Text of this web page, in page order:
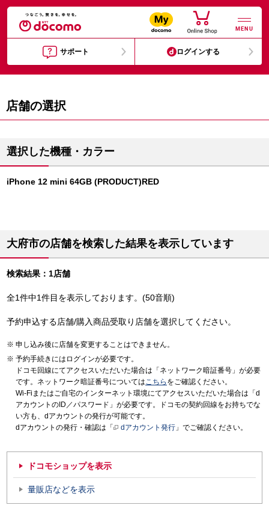
MENU
サポート ログインする
店舗の選択
選択した機種・カラー
iPhone 12 mini 64GB (PRODUCT)RED
大府市の店舗を検索した結果を表示しています
検索結果：1店舗
全1件中1件目を表示しております。(50音順)
予約申込する店舗/購入商品受取り店舗を選択してください。
申し込み後に店舗を変更することはできません。
予約手続きにはログインが必要です。
ドコモ回線にてアクセスいただいた場合は「ネットワーク暗証番号」が必要
です。ネットワーク暗証番号についてはこちら をご確認ください。
Wi-Fiまたはご自宅のインターネット環境にてアクセスいただいた場合は「d
アカウントのID／パスワード」が必要です。ドコモの契約回線をお持ちでな
い方も、dアカウントの発行が可能です。
dアカウントの発行・確認は「
dアカウント発行 」でご確認ください。
ドコモショップを表示
量販店などを表示